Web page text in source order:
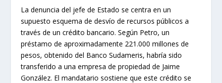
La denuncia del jefe de Estado se centra en un
supuesto esquema de desvío de recursos públicos a
través de un crédito bancario. Según Petro, un
préstamo de aproximadamente 221.000 millones de
pesos, obtenido del Banco Sudameris, habría sido
transferido a una empresa de propiedad de Jaime
González. El mandatario sostiene que este crédito se